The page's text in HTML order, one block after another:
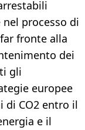
processo di
fronte alla
dei
gli
europee
di CO2 entro il
e il